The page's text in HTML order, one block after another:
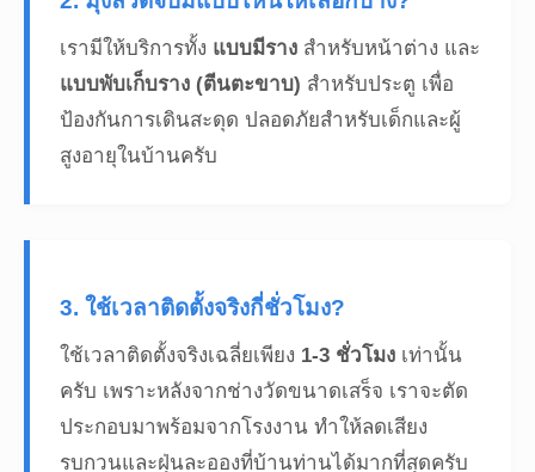
เรามีให้บริการทั้ง แบบมีราง สำหรับหน้าต่าง และ
แบบพับเก็บราง (ตีนตะขาบ) สำหรับประตู เพื่อ
ป้องกันการเดินสะดุด ปลอดภัยสำหรับเด็กและผู้
สูงอายุในบ้านครับ
3. ใช้เวลาติดตั้งจริงกี่ชั่วโมง?
ใช้เวลาติดตั้งจริงเฉลี่ยเพียง 1-3 ชั่วโมง เท่านั้น
ครับ เพราะหลังจากช่างวัดขนาดเสร็จ เราจะตัด
ประกอบมาพร้อมจากโรงงาน ทำให้ลดเสียง
รบกวนและฝุ่นละอองที่บ้านท่านได้มากที่สุดครับ